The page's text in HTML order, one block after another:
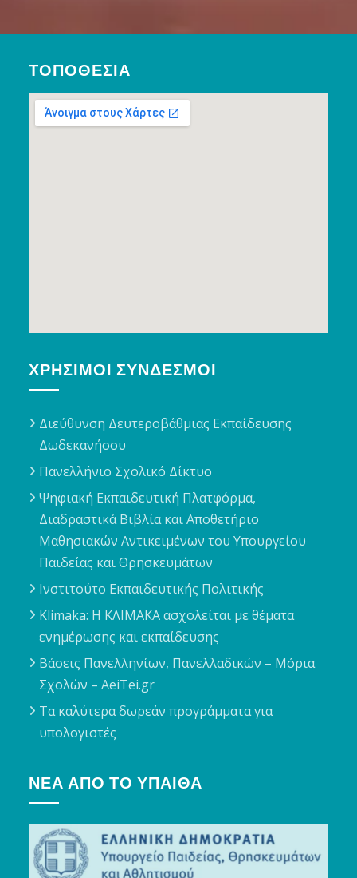
ΤΟΠΟΘΕΣΊΑ
ΧΡΉΣΙΜΟΙ ΣΎΝΔΕΣΜΟΙ
Διεύθυνση Δευτεροβάθμιας Εκπαίδευσης
Δωδεκανήσου
Πανελλήνιο Σχολικό Δίκτυο
Ψηφιακή Εκπαιδευτική Πλατφόρμα,
Διαδραστικά Βιβλία και Αποθετήριο
Μαθησιακών Αντικειμένων του Υπουργείου
Παιδείας και Θρησκευμάτων
Ινστιτούτο Εκπαιδευτικής Πολιτικής
Klimaka: Η ΚΛΙΜΑΚΑ ασχολείται με θέματα
ενημέρωσης και εκπαίδευσης
Βάσεις Πανελληνίων, Πανελλαδικών – Μόρια
Σχολών – AeiTei.gr
Τα καλύτερα δωρεάν προγράμματα για
υπολογιστές
ΝΈΑ ΑΠΌ ΤΟ ΥΠΑΙΘΑ